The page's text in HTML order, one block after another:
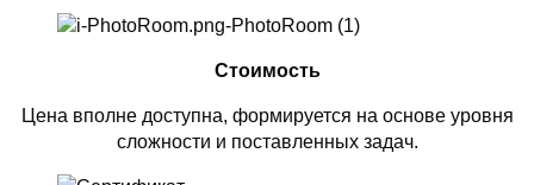
Стоимость
Цена вполне доступна, формируется на основе уровня
сложности и поставленных задач.